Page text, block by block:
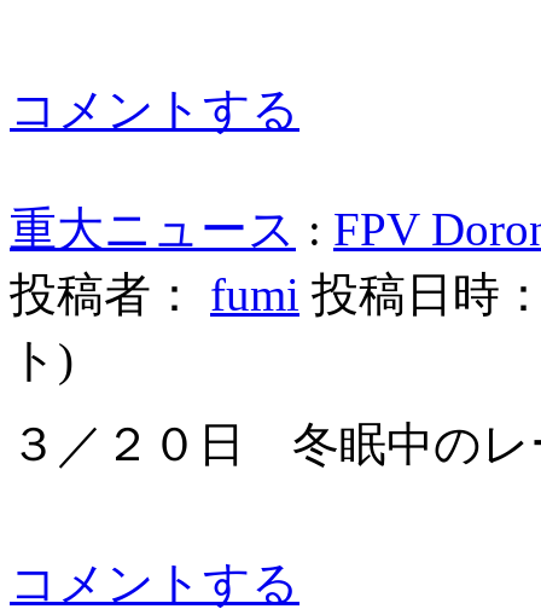
コメントする
重大ニュース : FPV
投稿者： fumi 投稿日時
ト )
３／２０日 冬眠中の
コメントする